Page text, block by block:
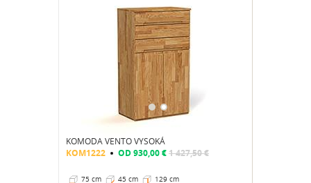
KOMODA VENTO VYSOKÁ
KOM1222 OD930,00 €1 427,50 €
75 cm 45 cm 129 cm